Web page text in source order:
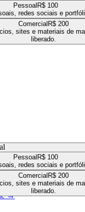
Pessoal R$ 100
redes sociais e
Comercial R$ 200
sites e materiais de
liberado.
VÍDEOR$ 100
VÍDEOR$ 100
VÍDEOR$ 100
→
PessoalR$ 100
redes sociais e
ComercialR$ 200
sites e materiais de
liberado.